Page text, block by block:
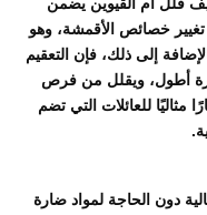
تغيير خصائص الأقمشة، وهو
إلى ذلك، فإن التعقيم
أطول، ويقلل من فرص
مثاليًا للعائلات التي تضم
دون الحاجة لمواد ضارة